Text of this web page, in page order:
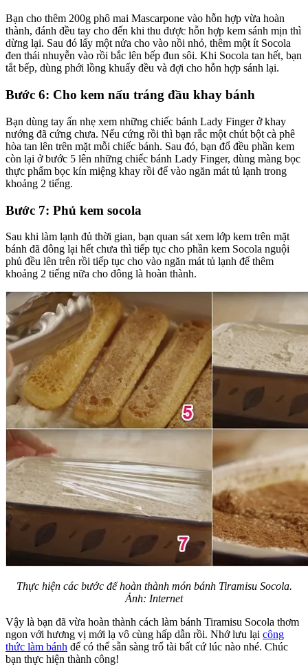
Bạn cho thêm 200g phô mai Mascarpone vào hỗn hợp vừa hoàn
thành, đánh đều tay cho đến khi thu được hỗn hợp kem sánh mịn thì
dừng lại. Sau đó lấy một nửa cho vào nồi nhỏ, thêm một ít Socola
đen thái nhuyễn vào rồi bắc lên bếp đun sôi. Khi Socola tan hết, bạn
tắt bếp, dùng phới lồng khuấy đều và đợi cho hỗn hợp sánh lại.
Bước 6: Cho kem nấu tráng đầu khay bánh
Bạn dùng tay ấn nhẹ xem những chiếc bánh Lady Finger ở khay
nướng đã cứng chưa. Nếu cứng rồi thì bạn rắc một chút bột cà phê
hòa tan lên trên mặt mỗi chiếc bánh. Sau đó, bạn đổ đều phần kem
còn lại ở bước 5 lên những chiếc bánh Lady Finger, dùng màng bọc
thực phẩm bọc kín miệng khay rồi để vào ngăn mát tủ lạnh trong
khoảng 2 tiếng.
Bước 7: Phủ kem socola
Sau khi làm lạnh đủ thời gian, bạn quan sát xem lớp kem trên mặt
bánh đã đông lại hết chưa thì tiếp tục cho phần kem Socola nguội
phủ đều lên trên rồi tiếp tục cho vào ngăn mát tủ lạnh để thêm
khoảng 2 tiếng nữa cho đông là hoàn thành.
Thực hiện các bước để hoàn thành món bánh Tiramisu Socola.
Ảnh: Internet
Vậy là bạn đã vừa hoàn thành cách làm bánh Tiramisu Socola thơm
ngon với hương vị mới lạ vô cùng hấp dẫn rồi. Nhớ lưu lại công
thức làm bánh để có thể sẵn sàng trổ tài bất cứ lúc nào nhé. Chúc
bạn thực hiện thành công!